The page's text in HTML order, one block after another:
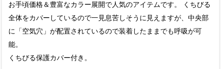
お手頃価格＆豊富なカラー展開で人気のアイテムです。 くちびる
全体をカバーしているので一見息苦しそうに見えますが、中央部
に「空気穴」が配置されているので装着したままでも呼吸が可
能。
くちびる保護カバー付き。